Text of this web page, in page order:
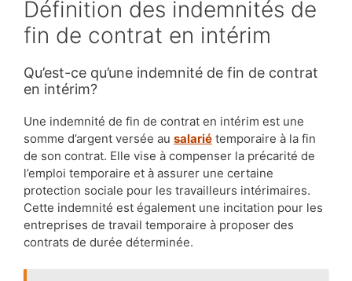
Définition des indemnités de
fin de contrat en intérim
Qu’est-ce qu’une indemnité de fin de contrat
en intérim?
Une indemnité de fin de contrat en intérim est une
somme d’argent versée au salarié temporaire à la fin
de son contrat. Elle vise à compenser la précarité de
l’emploi temporaire et à assurer une certaine
protection sociale pour les travailleurs intérimaires.
Cette indemnité est également une incitation pour les
entreprises de travail temporaire à proposer des
contrats de durée déterminée.